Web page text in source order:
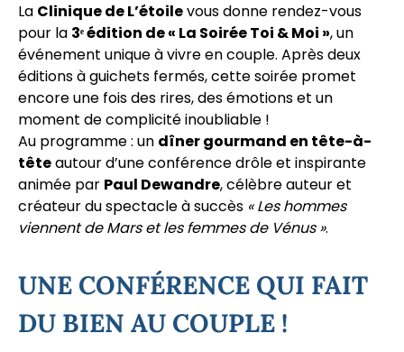
La Clinique de L’étoilevous donne rendez-vous
pour la 3ᵉ édition de « La Soirée Toi & Moi », un
événement unique à vivre en couple. Après deux
éditions à guichets fermés, cette soirée promet
encore une fois des rires, des émotions et un
moment de complicité inoubliable !
Au programme : un dîner gourmand en tête-à-
têteautour d’une conférence drôle et inspirante
animée par Paul Dewandre, célèbre auteur et
créateur du spectacle à succès « Les hommes
viennent de Mars et les femmes de Vénus ».
UNE CONFÉRENCE QUI FAIT
DU BIEN AU COUPLE !